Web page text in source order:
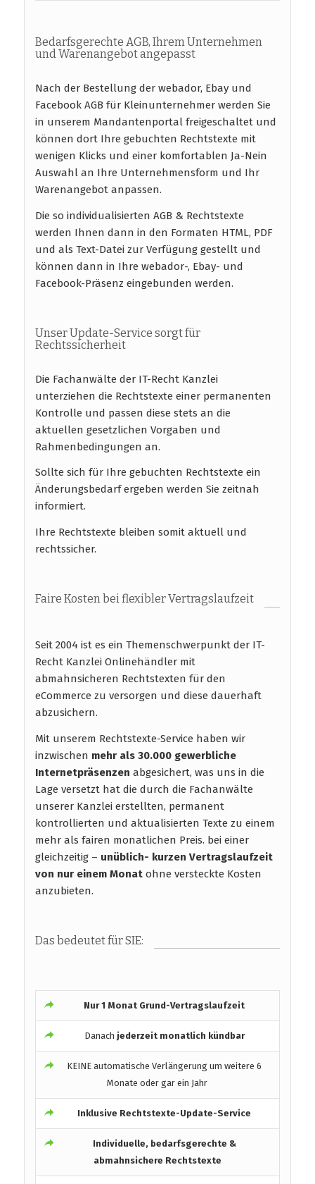
Bedarfsgerechte AGB, Ihrem Unternehmen
und Warenangebot angepasst
Nach der Bestellung der webador, Ebay und
Facebook AGB für Kleinunternehmer werden Sie
in unserem Mandantenportal freigeschaltet und
können dort Ihre gebuchten Rechtstexte mit
wenigen Klicks und einer komfortablen Ja-Nein
Auswahl an Ihre Unternehmensform und Ihr
Warenangebot anpassen.
Die so individualisierten AGB & Rechtstexte
werden Ihnen dann in den Formaten HTML, PDF
und als Text-Datei zur Verfügung gestellt und
können dann in Ihre webador-, Ebay- und
Facebook-Präsenz eingebunden werden.
Unser Update-Service sorgt für
Rechtssicherheit
Die Fachanwälte der IT-Recht Kanzlei
unterziehen die Rechtstexte einer permanenten
Kontrolle und passen diese stets an die
aktuellen gesetzlichen Vorgaben und
Rahmenbedingungen an.
Sollte sich für Ihre gebuchten Rechtstexte ein
Änderungsbedarf ergeben werden Sie zeitnah
informiert.
Ihre Rechtstexte bleiben somit aktuell und
rechtssicher.
Faire Kosten bei flexibler Vertragslaufzeit
Seit 2004 ist es ein Themenschwerpunkt der IT-
Recht Kanzlei Onlinehändler mit
abmahnsicheren Rechtstexten für den
eCommerce zu versorgen und diese dauerhaft
abzusichern.
Mit unserem Rechtstexte-Service haben wir
inzwischen mehr als 30.000 gewerbliche
Internetpräsenzen abgesichert, was uns in die
Lage versetzt hat die durch die Fachanwälte
unserer Kanzlei erstellten, permanent
kontrollierten und aktualisierten Texte zu einem
mehr als fairen monatlichen Preis. bei einer
gleichzeitig – unüblich- kurzen Vertragslaufzeit
von nur einem Monat ohne versteckte Kosten
anzubieten.
Das bedeutet für SIE:
Nur 1 Monat Grund-Vertragslaufzeit
Danach jederzeit monatlich kündbar
KEINE automatische Verlängerung um weitere 6
Monate oder gar ein Jahr
Inklusive Rechtstexte-Update-Service
Individuelle, bedarfsgerechte &
abmahnsichere Rechtstexte